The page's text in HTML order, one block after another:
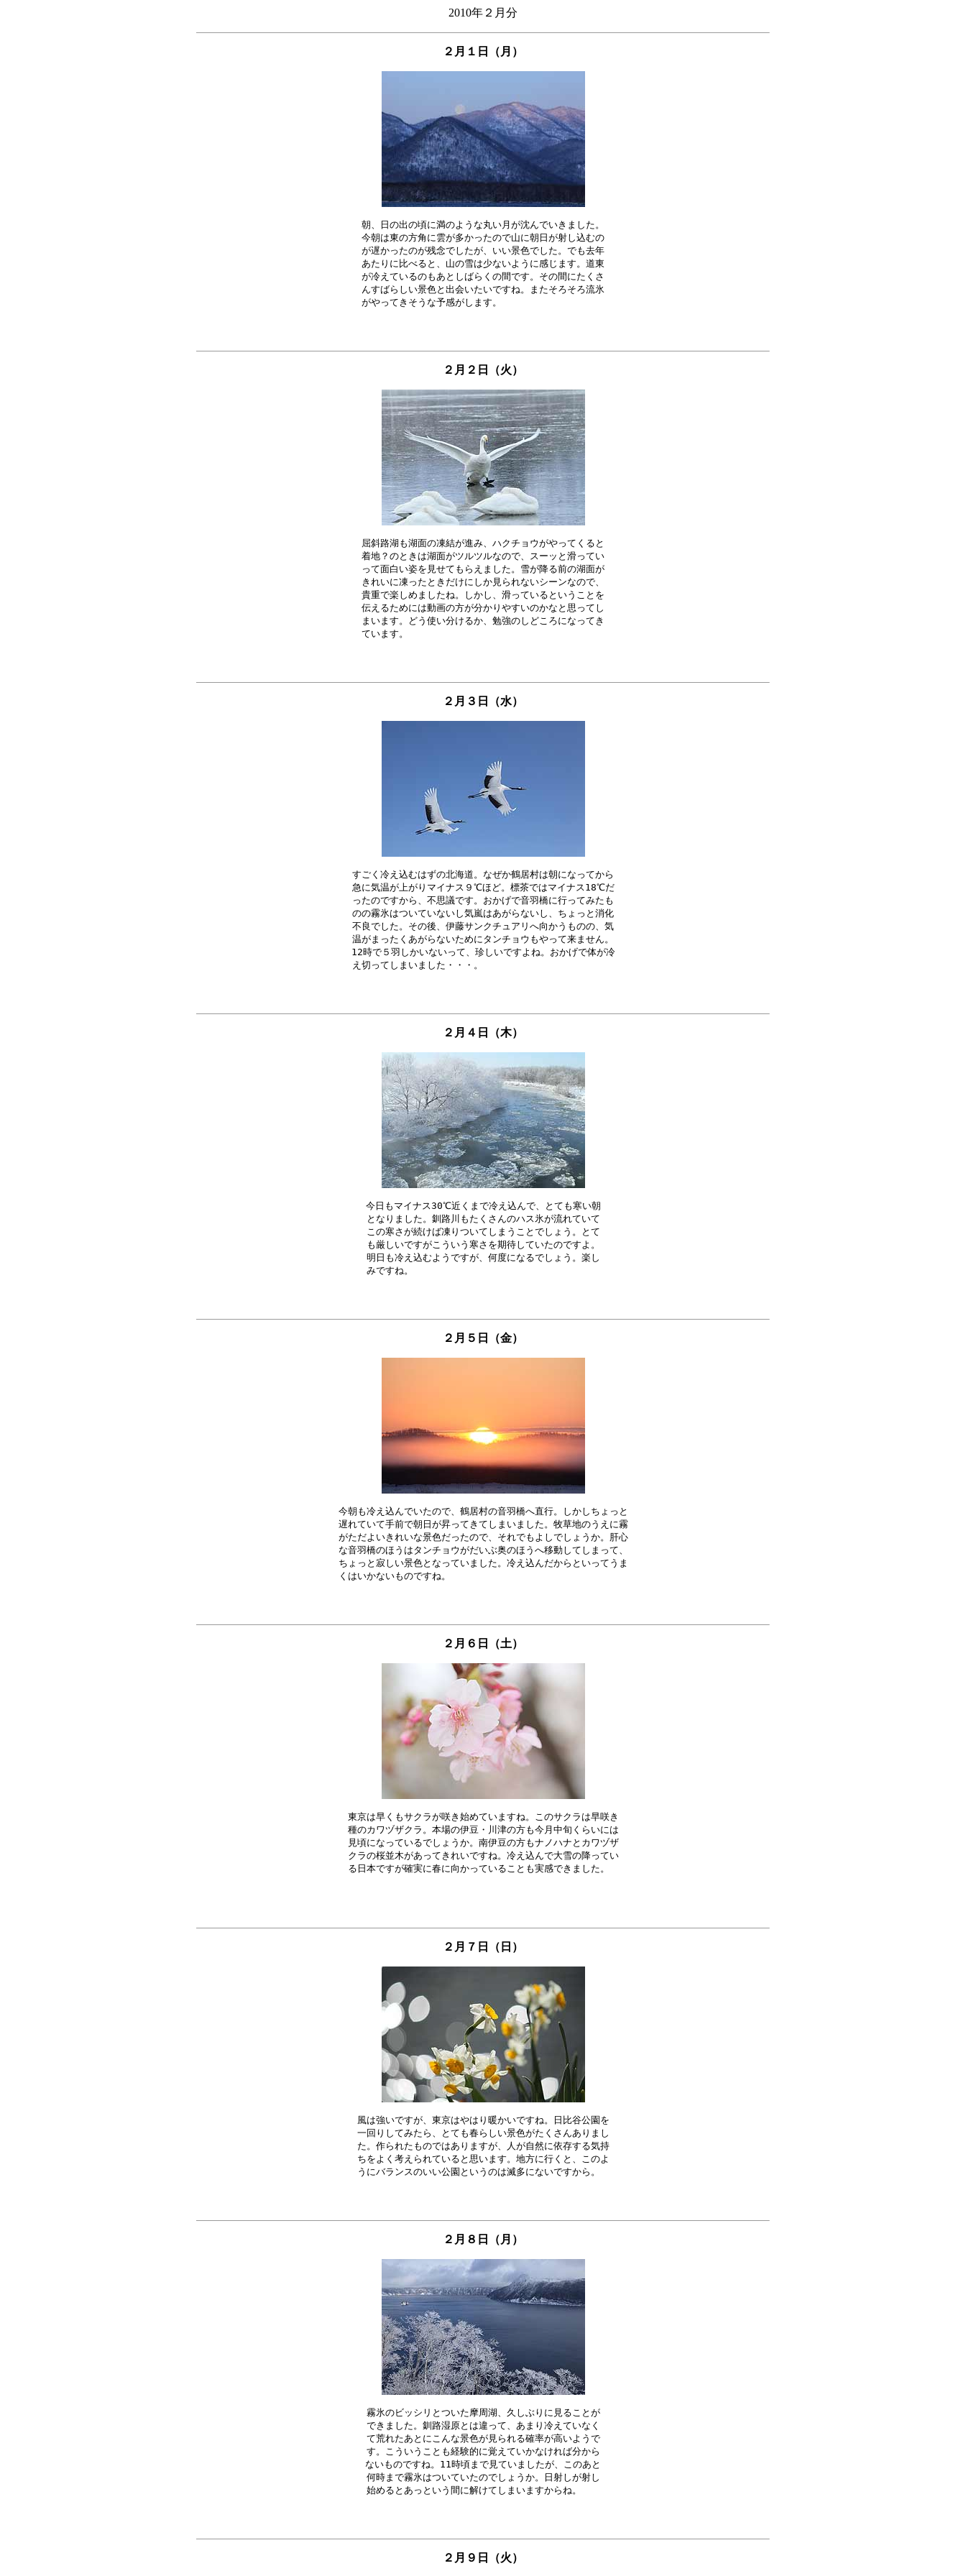
2010年２月分
２月１日（月）
朝、日の出の頃に満のような丸い月が沈んでいきました。
今朝は東の方角に雲が多かったので山に朝日が射し込むの
が遅かったのが残念でしたが、いい景色でした。でも去年
あたりに比べると、山の雪は少ないように感じます。道東
が冷えているのもあとしばらくの間です。その間にたくさ
んすばらしい景色と出会いたいですね。またそろそろ流氷
２月２日（火）
屈斜路湖も湖面の凍結が進み、ハクチョウがやってくると
着地？のときは湖面がツルツルなので、スーッと滑ってい
って面白い姿を見せてもらえました。雪が降る前の湖面が
きれいに凍ったときだけにしか見られないシーンなので、
貴重で楽しめましたね。しかし、滑っているということを
伝えるためには動画の方が分かりやすいのかなと思ってし
まいます。どう使い分けるか、勉強のしどころになってき
２月３日（水）
すごく冷え込むはずの北海道。なぜか鶴居村は朝になってから
急に気温が上がりマイナス９℃ほど。標茶ではマイナス18℃だ
ったのですから、不思議です。おかげで音羽橋に行ってみたも
のの霧氷はついていないし気嵐はあがらないし、ちょっと消化
不良でした。その後、伊藤サンクチュアリへ向かうものの、気
温がまったくあがらないためにタンチョウもやって来ません。
12時で５羽しかいないって、珍しいですよね。おかげで体が冷
２月４日（木）
今日もマイナス30℃近くまで冷え込んで、とても寒い朝
となりました。釧路川もたくさんのハス氷が流れていて
この寒さが続けば凍りついてしまうことでしょう。とて
も厳しいですがこういう寒さを期待していたのですよ。
明日も冷え込むようですが、何度になるでしょう。楽し
２月５日（金）
今朝も冷え込んでいたので、鶴居村の音羽橋へ直行。しかしちょっと
遅れていて手前で朝日が昇ってきてしまいました。牧草地のうえに霧
がただよいきれいな景色だったので、それでもよしでしょうか。肝心
な音羽橋のほうはタンチョウがだいぶ奥のほうへ移動してしまって、
ちょっと寂しい景色となっていました。冷え込んだからといってうま
２月６日（土）
東京は早くもサクラが咲き始めていますね。このサクラは早咲き
種のカワヅザクラ。本場の伊豆・川津の方も今月中旬くらいには
見頃になっているでしょうか。南伊豆の方もナノハナとカワヅザ
クラの桜並木があってきれいですね。冷え込んで大雪の降ってい
る日本ですが確実に春に向かっていることも実感できました。
２月７日（日）
風は強いですが、東京はやはり暖かいですね。日比谷公園を
一回りしてみたら、とても春らしい景色がたくさんありまし
た。作られたものではありますが、人が自然に依存する気持
ちをよく考えられていると思います。地方に行くと、このよ
２月８日（月）
霧氷のビッシリとついた摩周湖、久しぶりに見ることが
できました。釧路湿原とは違って、あまり冷えていなく
て荒れたあとにこんな景色が見られる確率が高いようで
す。こういうことも経験的に覚えていかなければ分から
ないものですね。11時頃まで見ていましたが、このあと
何時まで霧氷はついていたのでしょうか。日射しが射し
２月９日（火）